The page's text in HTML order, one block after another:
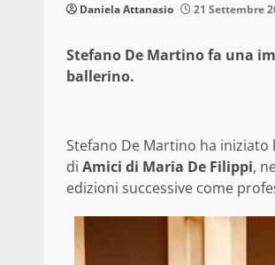
Daniela Attanasio 21 Settembre
Stefano De Martino fa una
ballerino.
Stefano De Martino ha
di Amici di Maria De Filippi,
edizioni successive come